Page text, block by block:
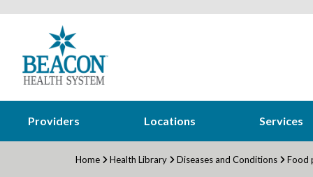
Providers Locations Services
Home Health Library Diseases and Conditions Food